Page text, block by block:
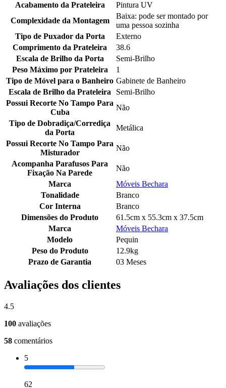
Acabamento da Prateleira
Pintura UV
Complexidade da Montagem
Baixa: pode ser montado por
uma pessoa sozinha
Tipo de Puxador da Porta
Externo
Comprimento da Prateleira
38.6
Escala de Brilho da Porta
Semi-Brilho
Peso Máximo por Prateleira
1
Tipo de Móvel para o Banheiro Gabinete de Banheiro
Escala de Brilho da Prateleira
Semi-Brilho
Possui Recorte No Tampo Para
Cuba
Não
Tipo de Dobradiça/Corrediça
da Porta
Metálica
Possui Recorte No Tampo Para
Misturador
Não
Acompanha Parafusos Para
Fixação Na Parede
Não
Marca
Móveis Bechara
Tonalidade
Branco
Cor Interna
Branco
Dimensões do Produto
61.5cm x 55.3cm x 37.5cm
Marca
Móveis Bechara
Modelo
Pequin
Peso do Produto
12.9kg
Prazo de Garantia
03 Meses
Avaliações dos clientes
4.5
100 avaliações
58 comentários
5
62